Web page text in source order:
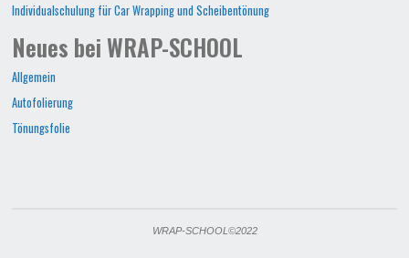
Individualschulung für Car Wrapping und Scheibentönung
Neues bei WRAP-SCHOOL
Allgemein
Autofolierung
Tönungsfolie
WRAP-SCHOOL©2022